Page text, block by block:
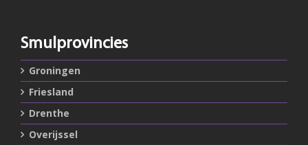
Smulprovincies
Groningen
Friesland
Drenthe
Overijssel